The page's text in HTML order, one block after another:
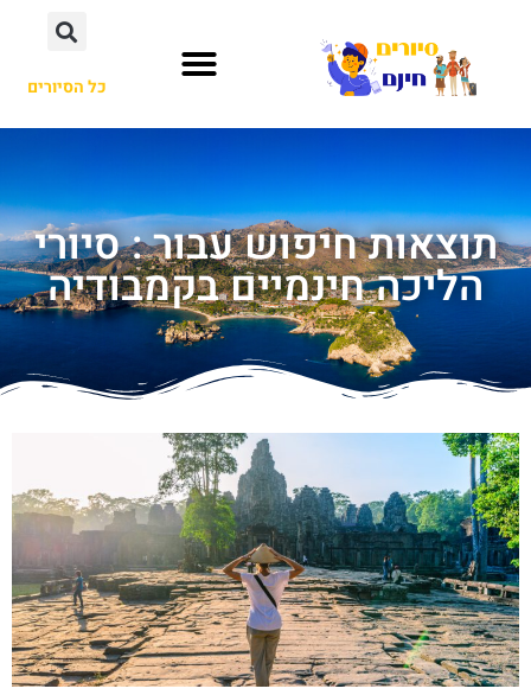
כל הסיורים
תוצאות חיפוש עבור : סיורי
הליכה חינמיים בקמבודיה